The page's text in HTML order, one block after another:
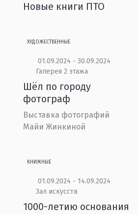
Новые книги ПТО
ХУДОЖЕСТВЕННЫЕ
01.09.2024 - 30.09.2024
Галерея 2 этажа
Шёл по городу
фотограф
Выставка фотографий
Майи Жинкиной
КНИЖНЫЕ
01.09.2024 - 14.09.2024
Зал искусств
1000-летию основания